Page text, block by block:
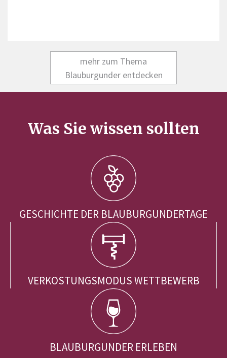
mehr zum Thema
Blauburgunder entdecken
Was Sie wissen sollten
GESCHICHTE DER BLAUBURGUNDERTAGE
VERKOSTUNGSMODUS WETTBEWERB
BLAUBURGUNDER ERLEBEN